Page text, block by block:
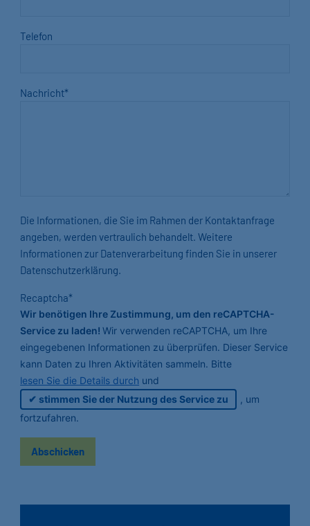
Telefon
Nachricht*
Die Informationen, die Sie im Rahmen der Kontaktanfrage
angeben, werden vertraulich behandelt. Weitere
Informationen zur Datenverarbeitung finden Sie in unserer
Datenschutzerklärung.
Recaptcha*
Wir benötigen Ihre Zustimmung, um den reCAPTCHA-
Service zu laden!Wir verwenden reCAPTCHA, um Ihre
eingegebenen Informationen zu überprüfen. Dieser Service
kann Daten zu Ihren Aktivitäten sammeln. Bitte
lesen Sie die Details durch und
stimmen Sie der Nutzung des Service zu
, um
fortzufahren.